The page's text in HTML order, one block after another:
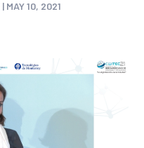
| MAY 10, 2021